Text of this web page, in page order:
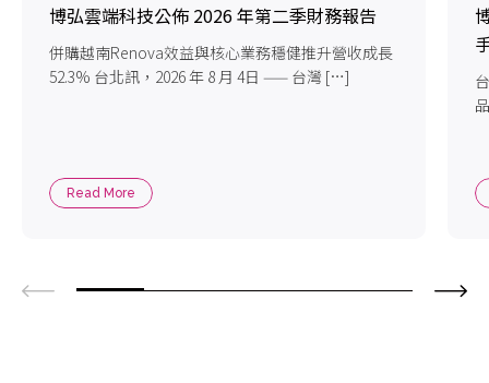
博弘雲端科技公佈 2026 年第二季財務報告
併購越南Renova效益與核心業務穩健推升營收成長
52.3% 台北訊，2026 年 8 月 4日 —— 台灣 […]
Read More